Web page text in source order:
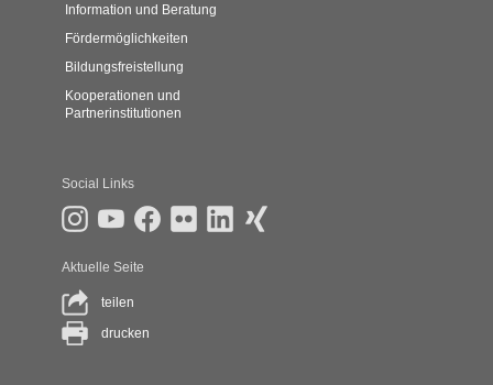
Information und Beratung
Fördermöglichkeiten
Bildungsfreistellung
Kooperationen und
Partnerinstitutionen
Social Links
Aktuelle Seite
teilen
drucken